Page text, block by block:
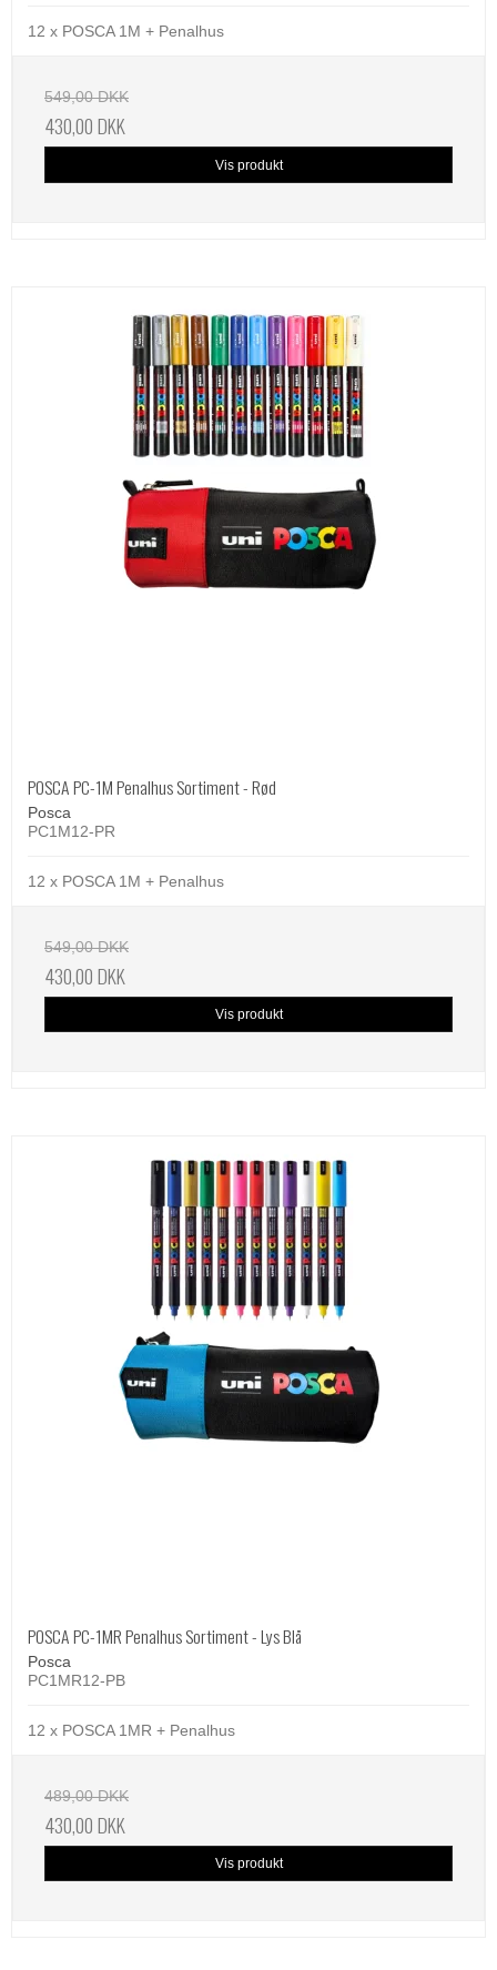
12 x POSCA 1M + Penalhus
549,00 DKK
430,00 DKK
Vis produkt
POSCA PC-1M Penalhus Sortiment - Rød
Posca
PC1M12-PR
12 x POSCA 1M + Penalhus
549,00 DKK
430,00 DKK
Vis produkt
POSCA PC-1MR Penalhus Sortiment - Lys Blå
Posca
PC1MR12-PB
12 x POSCA 1MR + Penalhus
489,00 DKK
430,00 DKK
Vis produkt